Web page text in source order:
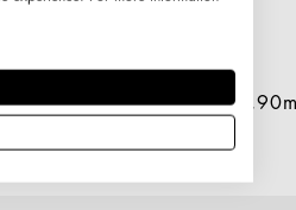
Katalog›Doppelhaken